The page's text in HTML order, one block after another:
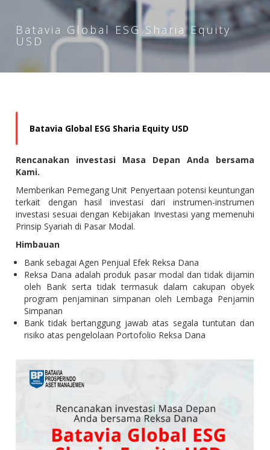
Batavia Global ESG Sharia Equity
USD
Batavia Global ESG Sharia Equity USD
Rencanakan investasi Masa Depan Anda bersama
Kami.
Memberikan Pemegang Unit Penyertaan potensi keuntungan
terkait dengan hasil investasi dari instrumen-instrumen
investasi sesuai dengan Kebijakan Investasi yang memenuhi
Prinsip Syariah di Pasar Modal.
Himbauan
Bank sebagai Agen Penjual Efek Reksa Dana
Reksa Dana adalah produk pasar modal dan tidak dijamin
oleh Bank serta tidak termasuk dalam cakupan obyek
program penjaminan simpanan oleh Lembaga Penjamin
Simpanan
Bank tidak bertanggung jawab atas segala tuntutan dan
risiko atas pengelolaan Portofolio Reksa Dana